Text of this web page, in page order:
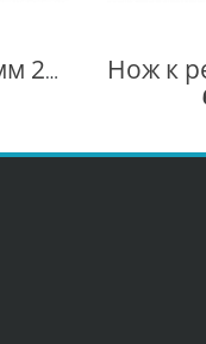
ТС нож 110х29х3мм 2шт(многор,) D-08822 D-08822